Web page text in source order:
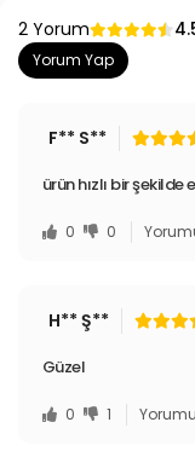
2 Yorum
Yorum Yap
F** S**
ürün hızlı bir
0 0
H** Ş**
Güzel
0 1